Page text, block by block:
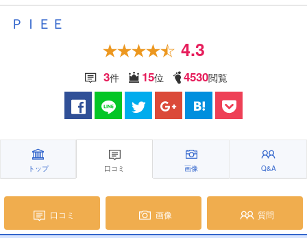
ＰＩＥＥ
4.3
3件 15位 4530閲覧
トップ 口コミ 画像 Q&A
口コミ 画像 質問